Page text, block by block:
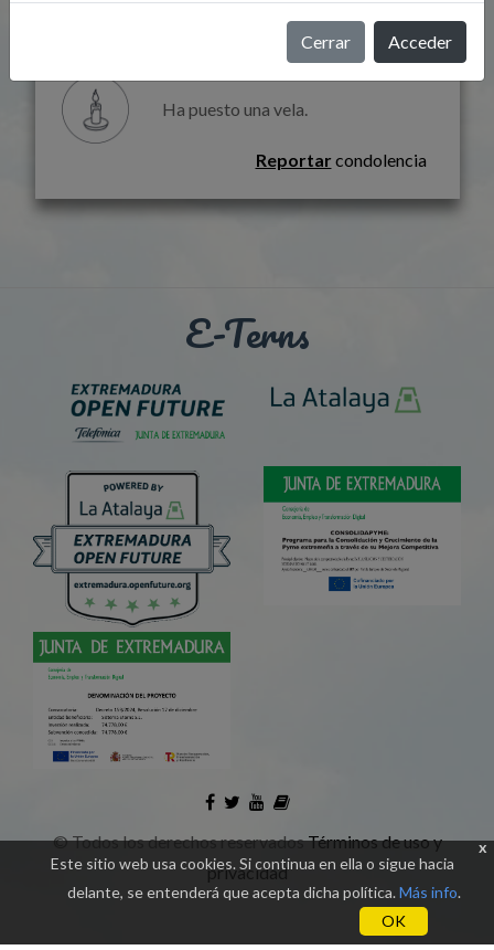
Guadalupe Gómez Cordero
Ha puesto una vela.
Reportar condolencia
Cerrar Acceder
E-Terns
©Todos los derechos reservadosTérminos de uso y
privacidad
x
Este sitio web usa cookies. Si continua en ella o sigue hacia
delante, se entenderá que acepta dicha política.Más info.
OK